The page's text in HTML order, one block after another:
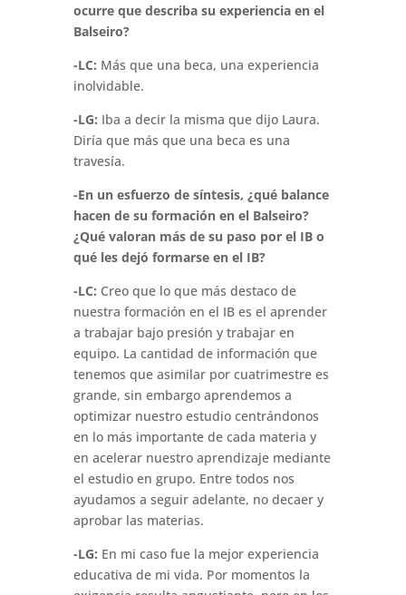
ocurre que describa su experiencia en el
Balseiro?
-LC: Más que una beca, una experiencia
inolvidable.
-LG: Iba a decir la misma que dijo Laura.
Diría que más que una beca es una
travesía.
-En un esfuerzo de síntesis, ¿qué balance
hacen de su formación en el Balseiro?
¿Qué valoran más de su paso por el IB o
qué les dejó formarse en el IB?
-LC: Creo que lo que más destaco de
nuestra formación en el IB es el aprender
a trabajar bajo presión y trabajar en
equipo. La cantidad de información que
tenemos que asimilar por cuatrimestre es
grande, sin embargo aprendemos a
optimizar nuestro estudio centrándonos
en lo más importante de cada materia y
en acelerar nuestro aprendizaje mediante
el estudio en grupo. Entre todos nos
ayudamos a seguir adelante, no decaer y
aprobar las materias.
-LG: En mi caso fue la mejor experiencia
educativa de mi vida. Por momentos la